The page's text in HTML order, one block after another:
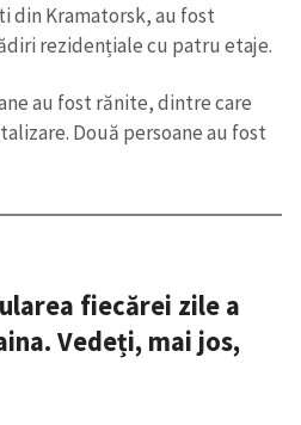
din Kramatorsk, au fost
rezidențiale cu patru etaje.
au fost rănite, dintre care
Două persoane au fost
fiecărei zile a
Vedeți, mai jos,